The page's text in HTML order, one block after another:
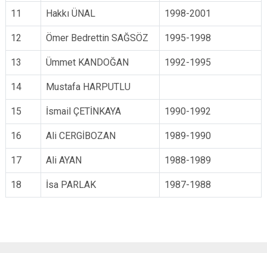
11 Hakkı ÜNAL 1998-2001
12 Ömer Bedrettin SAĞSÖZ 1995-1998
13 Ümmet KANDOĞAN 1992-1995
14 Mustafa HARPUTLU
15 İsmail ÇETİNKAYA 1990-1992
16 Ali CERGİBOZAN 1989-1990
17 Ali AYAN 1988-1989
18 İsa PARLAK 1987-1988